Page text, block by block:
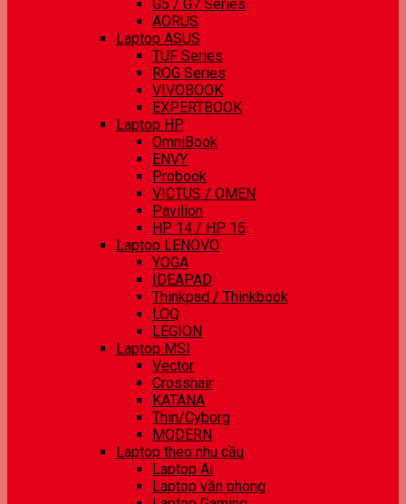
G5 / G7 Series
AORUS
Laptop ASUS
TUF Series
ROG Series
VIVOBOOK
EXPERTBOOK
Laptop HP
OmniBook
ENVY
Probook
VICTUS / OMEN
Pavilion
HP 14 / HP 15
Laptop LENOVO
YOGA
IDEAPAD
Thinkpad / Thinkbook
LOQ
LEGION
Laptop MSI
Vector
Crosshair
KATANA
Thin/Cyborg
MODERN
Laptop theo nhu cầu
Laptop AI
Laptop văn phòng